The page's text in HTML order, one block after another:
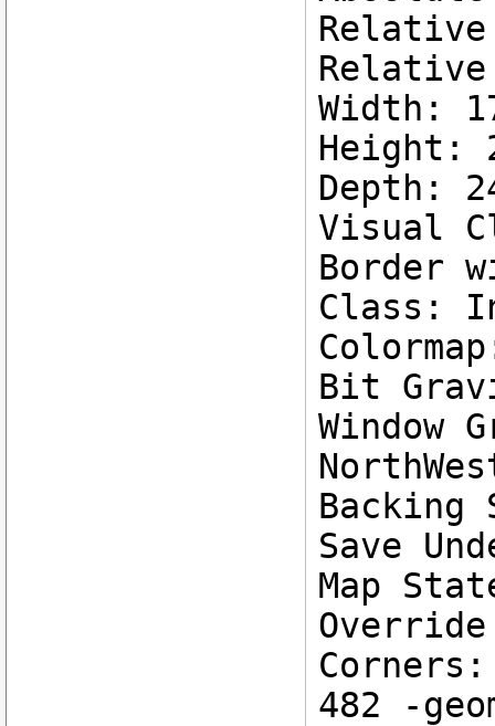
Width:
Height:
Depth:
Visual
Border
Class:
Bit
Window
Backing
Save
Map
482 -